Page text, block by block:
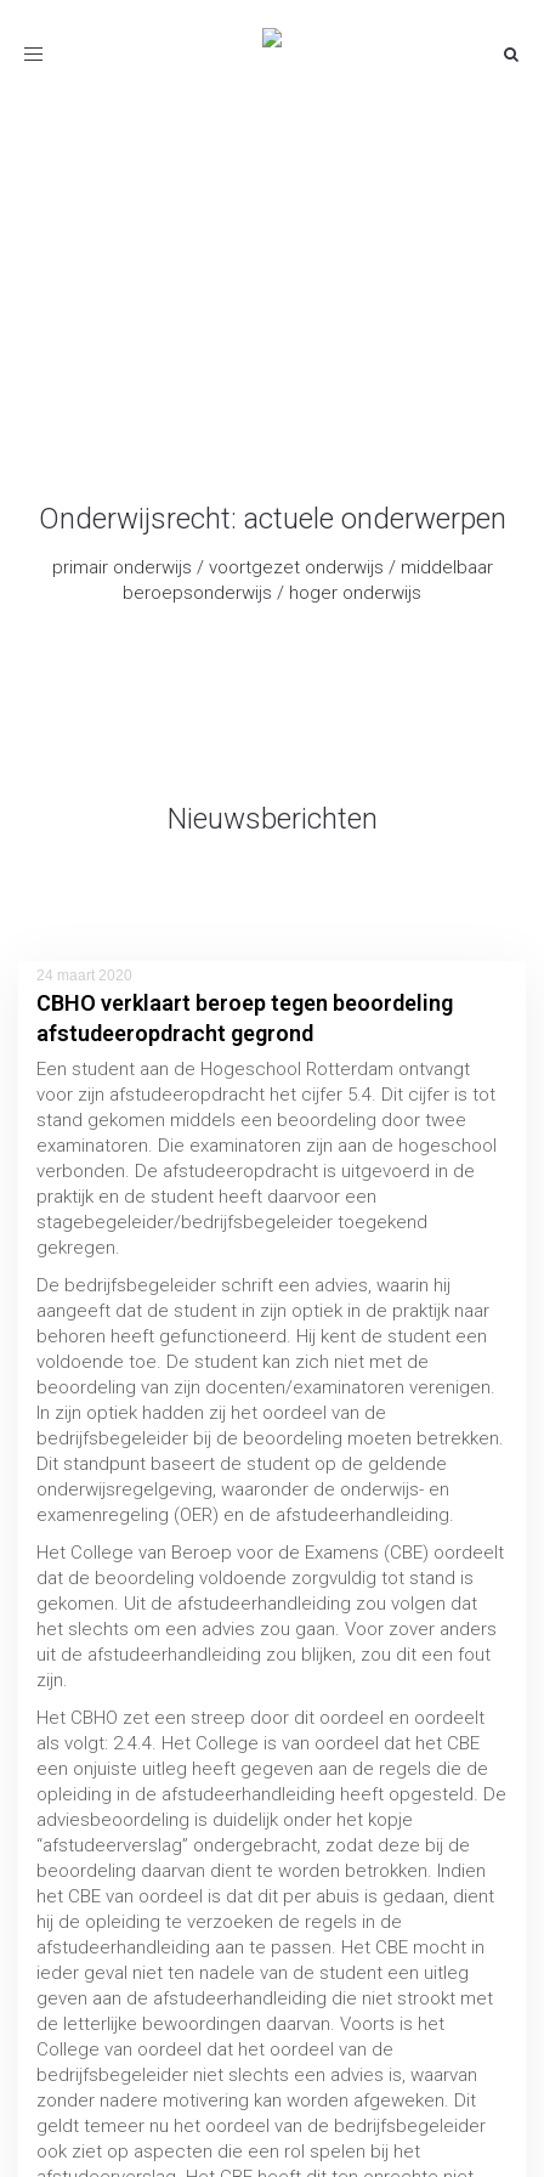
Toggle
Onderwijsrecht: actuele onderwerpen
primair onderwijs / voortgezet onderwijs / middelbaar
beroepsonderwijs / hoger onderwijs
Rechtsbescherming
MBO / HBO / WO
Bindend studieadvies (BAS/NBSA)
MBO / HBO / WO
Schorsing en verwijdering
MBO / HBO / WO
Nieuwsberichten
24 maart 2020
CBHO verklaart beroep tegen beoordeling
afstudeeropdracht gegrond
Een student aan de Hogeschool Rotterdam ontvangt
voor zijn afstudeeropdracht het cijfer 5.4. Dit cijfer is tot
stand gekomen middels een beoordeling door twee
examinatoren. Die examinatoren zijn aan de hogeschool
verbonden. De afstudeeropdracht is uitgevoerd in de
praktijk en de student heeft daarvoor een
stagebegeleider/bedrijfsbegeleider toegekend
gekregen.
De bedrijfsbegeleider schrift een advies, waarin hij
aangeeft dat de student in zijn optiek in de praktijk naar
behoren heeft gefunctioneerd. Hij kent de student een
voldoende toe. De student kan zich niet met de
beoordeling van zijn docenten/examinatoren verenigen.
In zijn optiek hadden zij het oordeel van de
bedrijfsbegeleider bij de beoordeling moeten betrekken.
Dit standpunt baseert de student op de geldende
onderwijsregelgeving, waaronder de onderwijs- en
examenregeling (OER) en de afstudeerhandleiding.
Het College van Beroep voor de Examens (CBE) oordeelt
dat de beoordeling voldoende zorgvuldig tot stand is
gekomen. Uit de afstudeerhandleiding zou volgen dat
het slechts om een advies zou gaan. Voor zover anders
uit de afstudeerhandleiding zou blijken, zou dit een fout
zijn.
Het CBHO zet een streep door dit oordeel en oordeelt
als volgt: 2.4.4. Het College is van oordeel dat het CBE
een onjuiste uitleg heeft gegeven aan de regels die de
opleiding in de afstudeerhandleiding heeft opgesteld. De
adviesbeoordeling is duidelijk onder het kopje
“afstudeerverslag” ondergebracht, zodat deze bij de
beoordeling daarvan dient te worden betrokken. Indien
het CBE van oordeel is dat dit per abuis is gedaan, dient
hij de opleiding te verzoeken de regels in de
afstudeerhandleiding aan te passen. Het CBE mocht in
ieder geval niet ten nadele van de student een uitleg
geven aan de afstudeerhandleiding die niet strookt met
de letterlijke bewoordingen daarvan. Voorts is het
College van oordeel dat het oordeel van de
bedrijfsbegeleider niet slechts een advies is, waarvan
zonder nadere motivering kan worden afgeweken. Dit
geldt temeer nu het oordeel van de bedrijfsbegeleider
ook ziet op aspecten die een rol spelen bij het